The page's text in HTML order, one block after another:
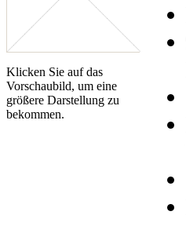
Klicken Sie auf das
Vorschaubild, um eine
größere Darstellung zu
bekommen.